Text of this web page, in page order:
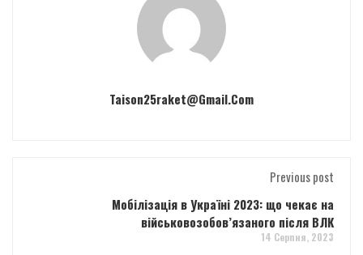
Taison25raket@gmail.com
Previous post
Мобілізація в Україні 2023: що чекає на
військовозобов’язаного після ВЛК
14 Серпня, 2023